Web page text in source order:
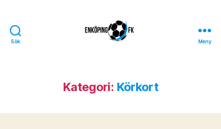
Sök Meny
Kategori: Körkort